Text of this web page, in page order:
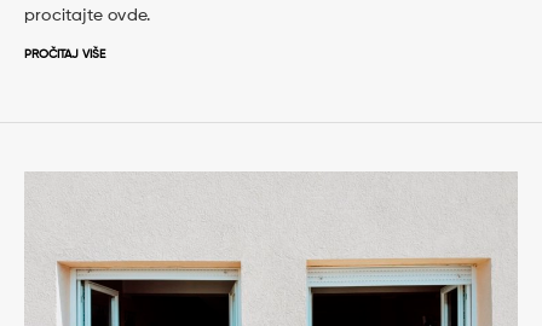
procitajte ovde.
PROČITAJ VIŠE